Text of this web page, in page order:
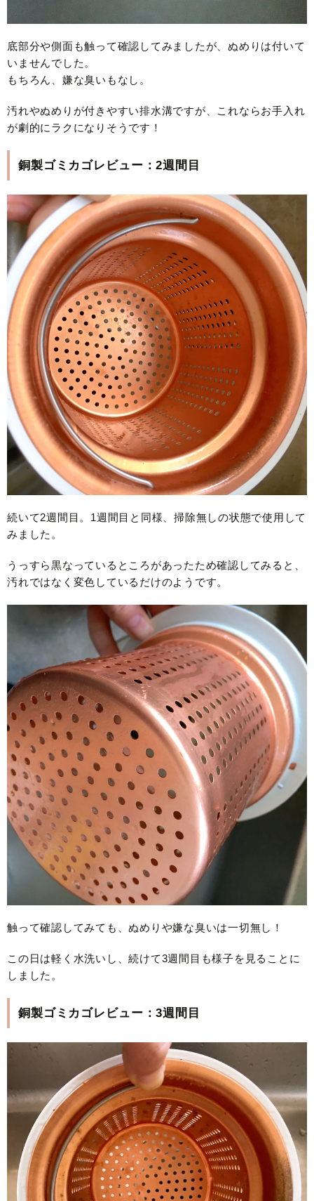
底部分や側面も触って確認してみましたが、ぬめりは付いて
いませんでした。
もちろん、嫌な臭いもなし。
汚れやぬめりが付きやすい排水溝ですが、これならお手入れ
が劇的にラクになりそうです！
銅製ゴミカゴレビュー：2週間目
続いて2週間目。1週間目と同様、掃除無しの状態で使用して
みました。
うっすら黒なっているところがあったため確認してみると、
汚れではなく変色しているだけのようです。
触って確認してみても、ぬめりや嫌な臭いは一切無し！
この日は軽く水洗いし、続けて3週間目も様子を見ることに
しました。
銅製ゴミカゴレビュー：3週間目